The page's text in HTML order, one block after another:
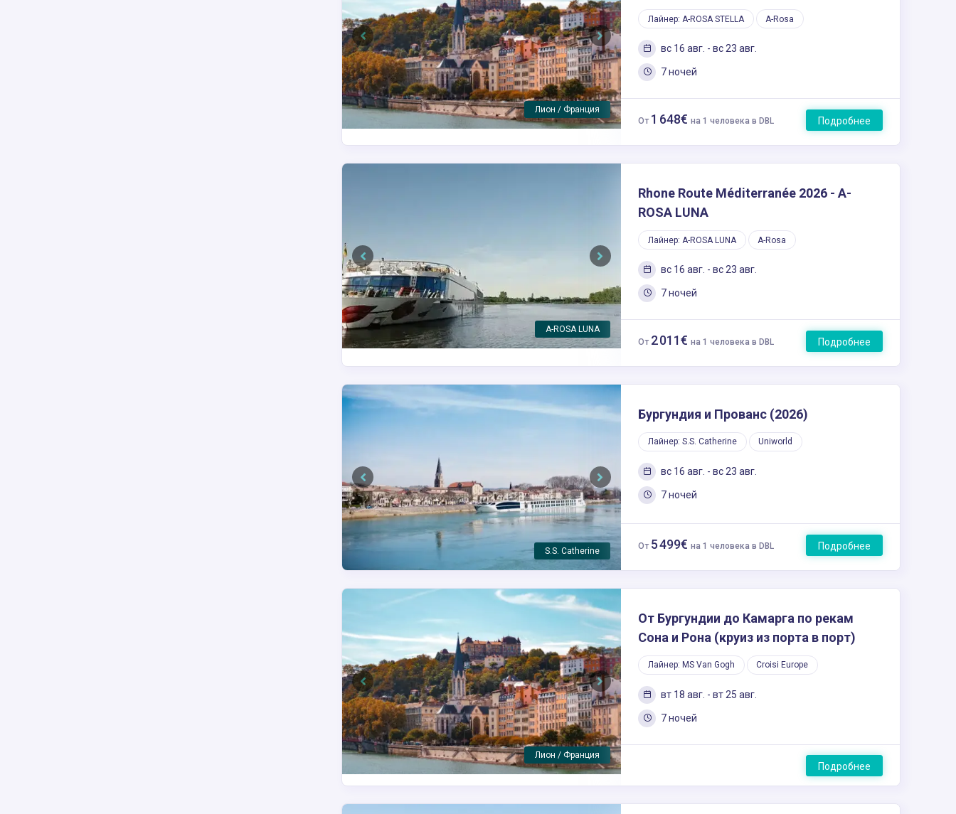
Вивье-ле-Монтань / Франция
Previous Next
Лайнер: A-ROSA STELLA A-Rosa
вс 16 авг. - вс 23 авг.
7 ночей
От 1 648€ на 1 человека в DBL Подробнее
Арль / Франция
Previous Next
Rhone Route Méditerranée 2026 - A-
ROSA LUNA
Лайнер: A-ROSA LUNA A-Rosa
вс 16 авг. - вс 23 авг.
7 ночей
От 2 011€ на 1 человека в DBL Подробнее
Макон / Франция
Previous Next
Бургундия и Прованс (2026)
Лайнер: S.S. Catherine Uniworld
вс 16 авг. - вс 23 авг.
7 ночей
От 5 499€ на 1 человека в DBL Подробнее
Турнон-сюр-Рон / Франция
Previous Next
От Бургундии до Камарга по рекам
Сона и Рона (круиз из порта в порт)
Лайнер: MS Van Gogh Croisi Europe
вт 18 авг. - вт 25 авг.
7 ночей
Подробнее